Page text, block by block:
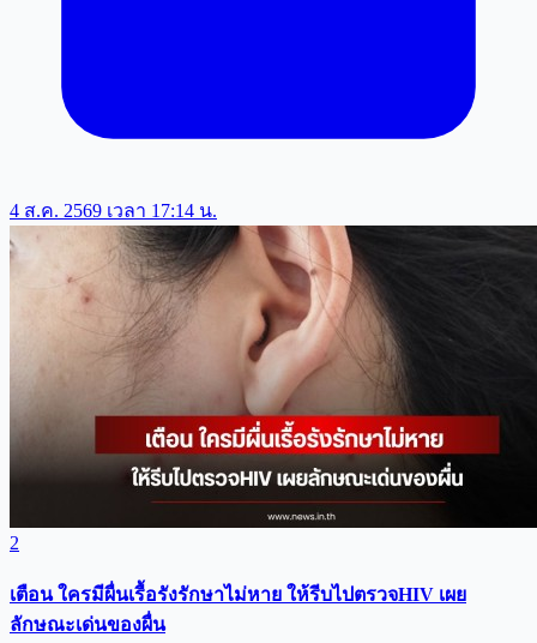
4 ส.ค. 2569 เวลา 17:14 น.
2
เตือน ใครมีผื่นเรื้อรังรักษาไม่หาย ให้รีบไปตรวจHIV เผย
ลักษณะเด่นของผื่น